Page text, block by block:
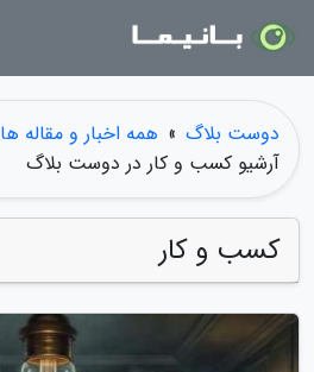
دوست بلاگ » همه اخبار و مقاله ها
آرشیو کسب و کار در دوست بلاگ
کسب و کار